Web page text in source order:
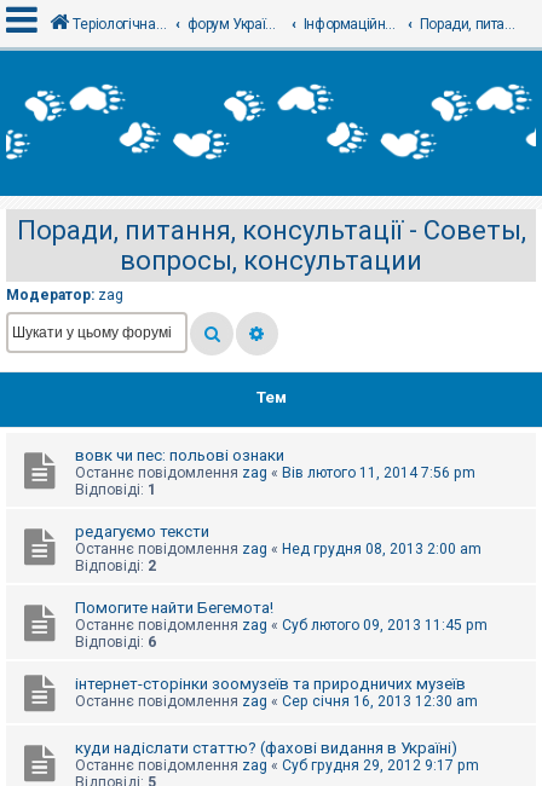
х
і
Р
с
р
а
ц
і
Т
м
б
д
о
е
Теріологічна школа форум Українського теріологічного товариства Інформаційний відділ Поради, питання, консультації - Советы, вопросы, консультации
Поради, питання, консультації - Советы,
вопросы, консультации
Модератор: zag
Тем
вовк чи пес: польові ознаки
Останнє повідомлення zag « Вів лютого 11, 2014 7:56 pm
Відповіді: 1
редагуємо тексти
Останнє повідомлення zag « Нед грудня 08, 2013 2:00 am
Відповіді: 2
Помогите найти Бегемота!
Останнє повідомлення zag « Суб лютого 09, 2013 11:45 pm
Відповіді: 6
інтернет-сторінки зоомузеїв та природничих музеїв
Останнє повідомлення zag « Сер січня 16, 2013 12:30 am
куди надіслати статтю? (фахові видання в Україні)
Останнє повідомлення zag « Суб грудня 29, 2012 9:17 pm